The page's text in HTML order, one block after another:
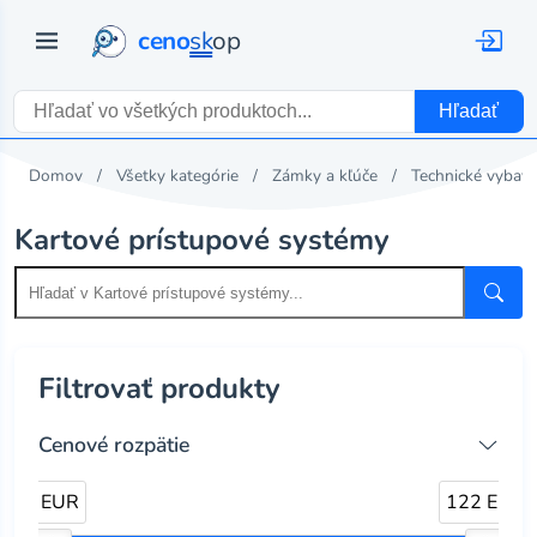
cenoskop
Hľadať
Domov Všetky kategórie Zámky a kľúče Technické
Kartové prístupové systémy
Filtrovať produkty
Cenové rozpätie
7 EUR 122 EUR